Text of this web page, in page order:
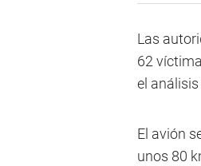
Las
62
el
El avión
unos 80